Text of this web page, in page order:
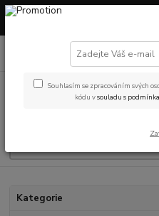
Máme otevřeno! Showroom v
Kategorie
Souhlasím se zpracováním svých
kódu vsouladu s